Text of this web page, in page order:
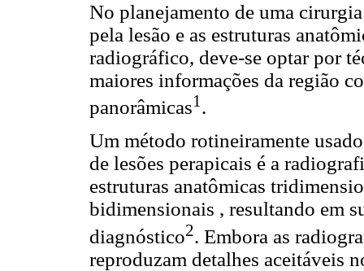
No planejamento de uma
pela lesão e as estruturas
radiográfico, deve-se optar por
maiores informações da região
panorâmicas1 .
Um método rotineiramente
de lesões perapicais é a
estruturas anatômicas
bidimensionais , resultando em
diagnóstico2. Embora as
reproduzam detalhes aceitáveis